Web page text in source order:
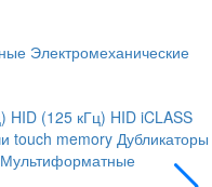
Электромеханические
HID (125 кГц) HID iCLASS
touch memory Дубликаторы
Мультиформатные